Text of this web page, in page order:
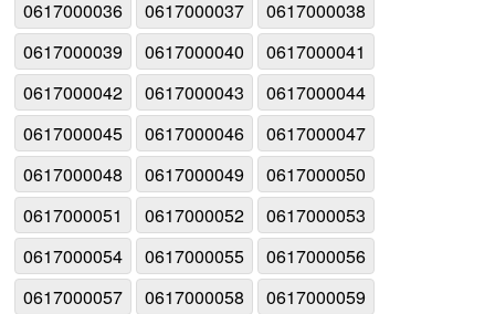
0617000036
0617000037
0617000038
0617000039
0617000040
0617000041
0617000042
0617000043
0617000044
0617000045
0617000046
0617000047
0617000048
0617000049
0617000050
0617000051
0617000052
0617000053
0617000054
0617000055
0617000056
0617000057
0617000058
0617000059